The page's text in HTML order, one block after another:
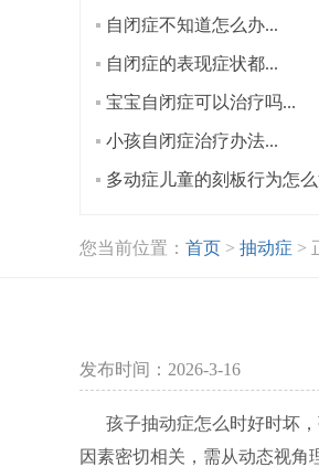
自闭症不知道怎么办...
自闭症的表现症状都...
宝宝自闭症可以治疗吗...
小孩自闭症治疗办法...
多动症儿童的刻板行为怎
您当前位置： 首页 > 抽动症 >
发布时间：2026-3-16
孩子抽动症怎么时好时坏
因素密切相关，需从动态视角